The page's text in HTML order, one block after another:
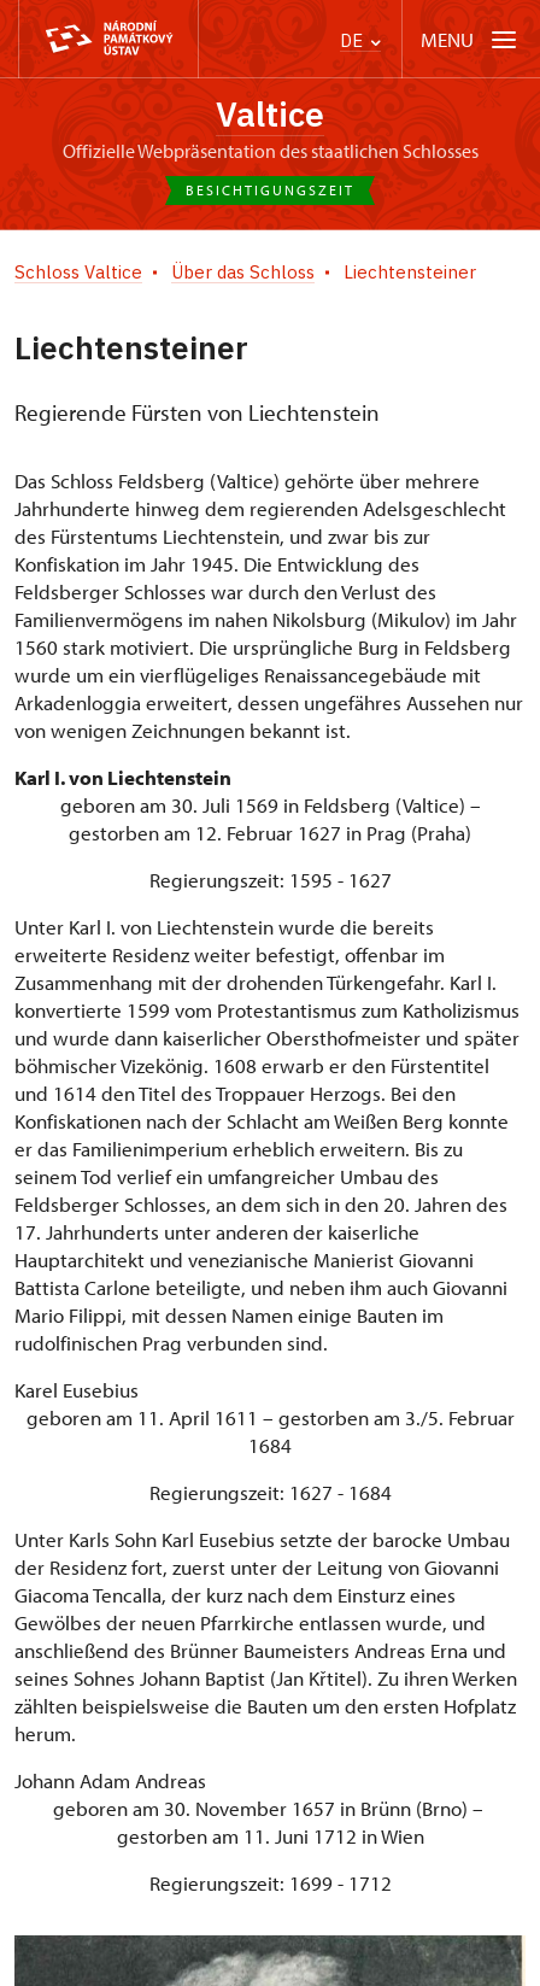
DE MENU
Valtice
offizielle Webpräsentation des staatlichen Schlosses
BESICHTIGUNGSZEIT
Schloss Valtice Über das Schloss Liechtensteiner
Liechtensteiner
Regierende Fürsten von Liechtenstein
Das Schloss Feldsberg (Valtice) gehörte über mehrere
Jahrhunderte hinweg dem regierenden Adelsgeschlecht
des Fürstentums Liechtenstein, und zwar bis zur
Konfiskation im Jahr 1945. Die Entwicklung des
Feldsberger Schlosses war durch den Verlust des
Familienvermögens im nahen Nikolsburg (Mikulov) im Jahr
1560 stark motiviert. Die ursprüngliche Burg in Feldsberg
wurde um ein vierflügeliges Renaissancegebäude mit
Arkadenloggia erweitert, dessen ungefähres Aussehen nur
von wenigen Zeichnungen bekannt ist.
Karl I. von Liechtenstein
geboren am 30. Juli 1569 in Feldsberg (Valtice) –
gestorben am 12. Februar 1627 in Prag (Praha)
Regierungszeit: 1595 - 1627
Unter Karl I. von Liechtenstein wurde die bereits
erweiterte Residenz weiter befestigt, offenbar im
Zusammenhang mit der drohenden Türkengefahr. Karl I.
konvertierte 1599 vom Protestantismus zum Katholizismus
und wurde dann kaiserlicher Obersthofmeister und später
böhmischer Vizekönig. 1608 erwarb er den Fürstentitel
und 1614 den Titel des Troppauer Herzogs. Bei den
Konfiskationen nach der Schlacht am Weißen Berg konnte
er das Familienimperium erheblich erweitern. Bis zu
seinem Tod verlief ein umfangreicher Umbau des
Feldsberger Schlosses, an dem sich in den 20. Jahren des
17. Jahrhunderts unter anderen der kaiserliche
Hauptarchitekt und venezianische Manierist Giovanni
Battista Carlone beteiligte, und neben ihm auch Giovanni
Mario Filippi, mit dessen Namen einige Bauten im
rudolfinischen Prag verbunden sind.
Karel Eusebius
geboren am 11. April 1611 – gestorben am 3./5. Februar
1684
Regierungszeit: 1627 - 1684
Unter Karls Sohn Karl Eusebius setzte der barocke Umbau
der Residenz fort, zuerst unter der Leitung von Giovanni
Giacoma Tencalla, der kurz nach dem Einsturz eines
Gewölbes der neuen Pfarrkirche entlassen wurde, und
anschließend des Brünner Baumeisters Andreas Erna und
seines Sohnes Johann Baptist (Jan Křtitel). Zu ihren Werken
zählten beispielsweise die Bauten um den ersten Hofplatz
herum.
Johann Adam Andreas
geboren am 30. November 1657 in Brünn (Brno) –
gestorben am 11. Juni 1712 in Wien
Regierungszeit: 1699 - 1712